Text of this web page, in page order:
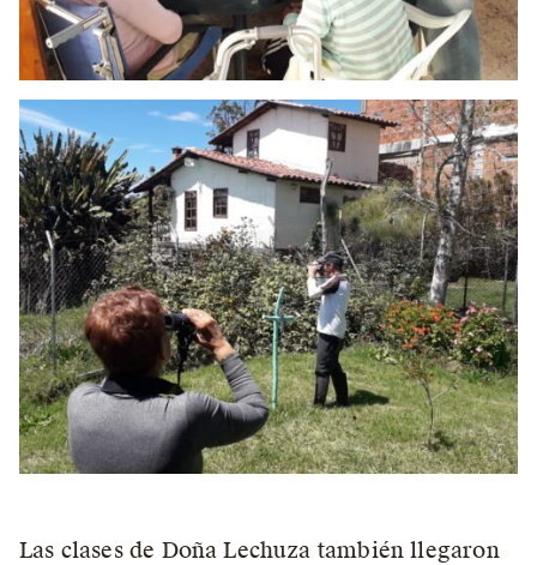
Las clases de Doña Lechuza también llegaron